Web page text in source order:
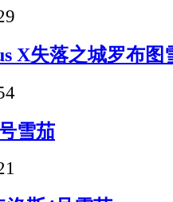
X失落之城罗布图
雪茄